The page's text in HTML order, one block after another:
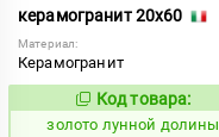
керамогранит 20x60
Материал:
Керамогранит
521896
Код товара:
золото лунной долины